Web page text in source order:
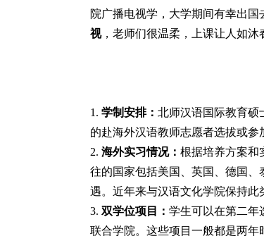
院广播电视学，大学期间有幸出
视，老师们很温柔，上课让人如沐
1. 学制安排： 北师汉语国际教育硕
的赴海外汉语教师志愿者选拔或参
2. 海外实习情况： 根据培养方案和
往的国家包括美国、英国、德国
遇。近年来与汉语文化学院保持此
3. 双学位项目： 学生可以在第二年
联合学院。 这些项目一般都是两年